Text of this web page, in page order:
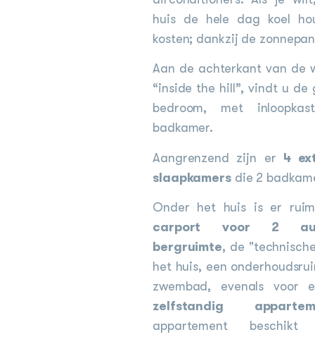
huis de hele dag koel
kosten; dankzij de
Aan de achterkant van de
“inside the hill”, vindt u de
bedroom, met
badkamer.
Aangrenzend zijn er 4
slaapkamersdie 2
Onder het huis is er
carport voor 2
bergruimte, de
het huis, een
zwembad, evenals voor
zelfstandig
appartement